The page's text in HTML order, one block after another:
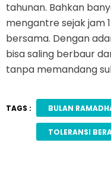
tahunan. Bahkan
mengantre sejak jam
bersama. Dengan
bisa saling berbaur
tanpa memandang
TAGS : BULAN
TOLERANSI